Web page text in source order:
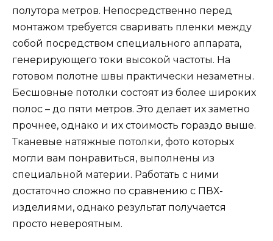
полутора метров. Непосредственно перед
монтажом требуется сваривать пленки между
собой посредством специального аппарата,
генерирующего токи высокой частоты. На
готовом полотне швы практически незаметны.
Бесшовные потолки состоят из более широких
полос – до пяти метров. Это делает их заметно
прочнее, однако и их стоимость гораздо выше.
Тканевые натяжные потолки, фото которых
могли вам понравиться, выполнены из
специальной материи. Работать с ними
достаточно сложно по сравнению с ПВХ-
изделиями, однако результат получается
просто невероятным.